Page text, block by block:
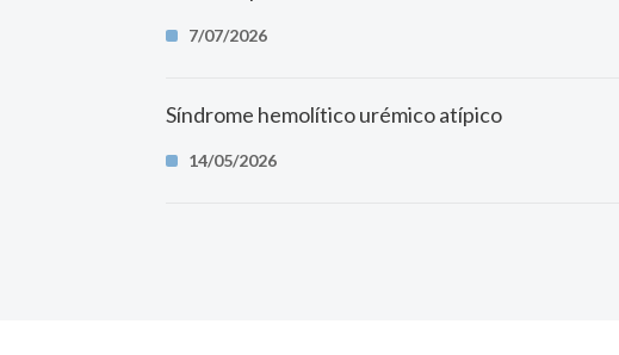
7/07/2026
Síndrome hemolítico urémico atípico
14/05/2026